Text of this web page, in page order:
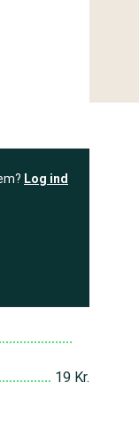
Log ind
19 Kr.